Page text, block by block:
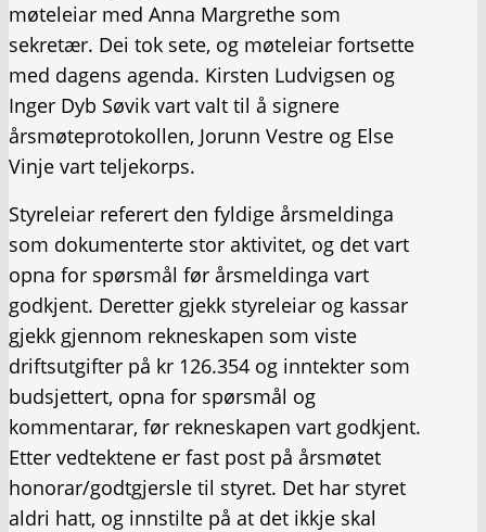
møteleiar med Anna Margrethe som
sekretær. Dei tok sete, og møteleiar fortsette
med dagens agenda. Kirsten Ludvigsen og
Inger Dyb Søvik vart valt til å signere
årsmøteprotokollen, Jorunn Vestre og Else
Vinje vart teljekorps.
Styreleiar referert den fyldige årsmeldinga
som dokumenterte stor aktivitet, og det vart
opna for spørsmål før årsmeldinga vart
godkjent. Deretter gjekk styreleiar og kassar
gjekk gjennom rekneskapen som viste
driftsutgifter på kr 126.354 og inntekter som
budsjettert, opna for spørsmål og
kommentarar, før rekneskapen vart godkjent.
Etter vedtektene er fast post på årsmøtet
honorar/godtgjersle til styret. Det har styret
aldri hatt, og innstilte på at det ikkje skal